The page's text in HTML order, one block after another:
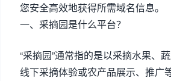
您安全高效地获得所需域名信息。
一、采摘园是什么平台？
“采摘园”通常指的是以采摘水果、
线下采摘体验或农产品展示、推广